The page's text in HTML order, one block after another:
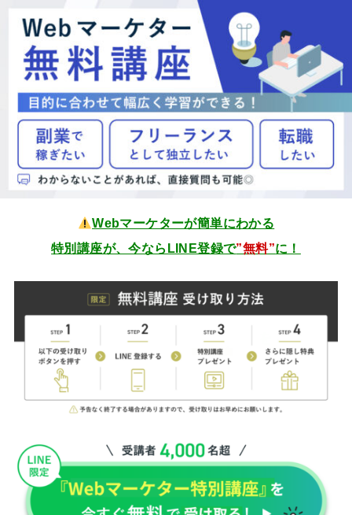
Webマーケターが簡単にわかる
特別講座が、今ならLINE登録で”無料”に！